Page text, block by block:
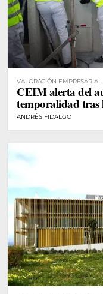
VALORACIÓN
CEIM alerta del
temporalidad tras
ANDRÉS FIDALGO